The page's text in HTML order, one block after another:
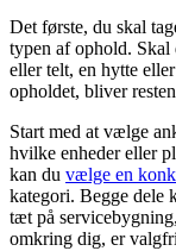
Det første, du skal
typen af ophold. Skal
eller telt, en hytte
opholdet, bliver
Start med at vælge
hvilke enheder eller
kan du vælge en
kategori. Begge dele
tæt på
omkring dig, er